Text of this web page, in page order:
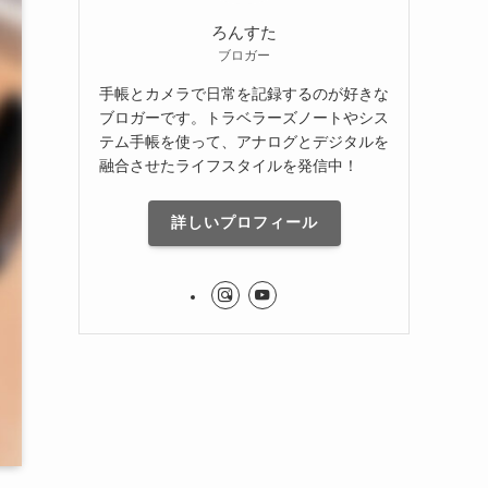
ろんすた
ブロガー
手帳とカメラで日常を記録するのが好きな
ブロガーです。トラベラーズノートやシス
テム手帳を使って、アナログとデジタルを
融合させたライフスタイルを発信中！
詳しいプロフィール